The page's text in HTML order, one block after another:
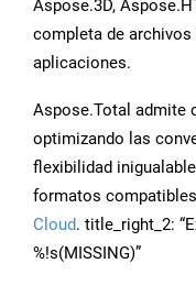
Aspose.3D,
completa de
aplicaciones.
Aspose.Total admite
optimizando las
flexibilidad
formatos
Cloud. title_right_2:
%!s(MISSING)”